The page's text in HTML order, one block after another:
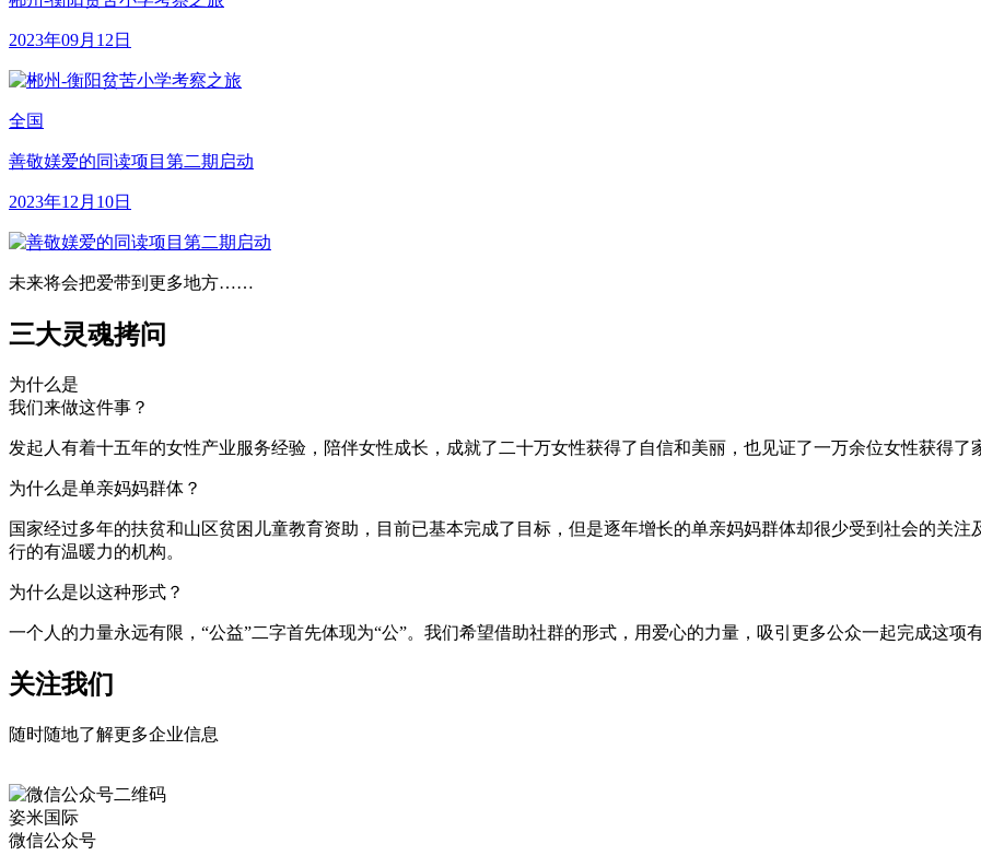
2023年09月12日
全国
善敬媄爱的同读项目第二期启动
2023年12月10日
未来将会把爱带到更多地方……
三大灵魂拷问
为什么是
我们来做这件事？
发起人有着十五年的女性产业服务经验，陪伴女性成长，成就了二十万女性获得了自信和美丽，也见证了一万余位女性获得了
为什么是单亲妈妈群体？
国家经过多年的扶贫和山区贫困儿童教育资助，目前已基本完成了目标，但是逐年增长的单亲妈妈群体却很少受到社会的关
行的有温暖力的机构。
为什么是以这种形式？
一个人的力量永远有限，“公益”二字首先体现为“公”。我们希望借助社群的形式，用爱心的力量，吸引更多公众一起完成这项
关注我们
随时随地了解更多企业信息
姿米国际
微信公众号